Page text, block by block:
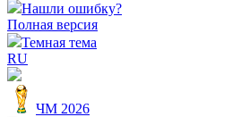
Нашли ошибку?
Полная версия
Темная тема
RU
ЧМ 2026